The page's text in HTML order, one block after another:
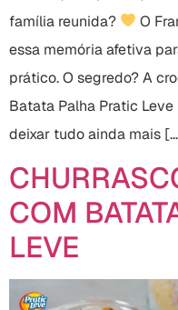
família reunida?
O
essa memória afetiva
prático. O segredo? A
Batata Palha Pratic
deixar tudo ainda mais
COM
LEVE